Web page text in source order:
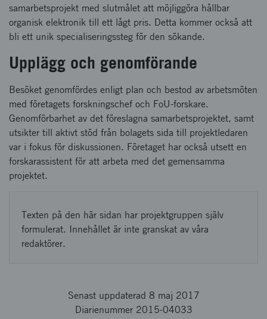
samarbetsprojekt med slutmålet att möjliggöra hållbar
organisk elektronik till ett lågt pris. Detta kommer också att
bli ett unik specialiseringssteg för den sökande.
Upplägg och genomförande
Besöket genomfördes enligt plan och bestod av arbetsmöten
med företagets forskningschef och FoU-forskare.
Genomförbarhet av det föreslagna samarbetsprojektet, samt
utsikter till aktivt stöd från bolagets sida till projektledaren
var i fokus för diskussionen. Företaget har också utsett en
forskarassistent för att arbeta med det gemensamma
projektet.
Texten på den här sidan har projektgruppen själv
formulerat. Innehållet är inte granskat av våra
redaktörer.
Senast uppdaterad 8 maj 2017
Diarienummer 2015-04033